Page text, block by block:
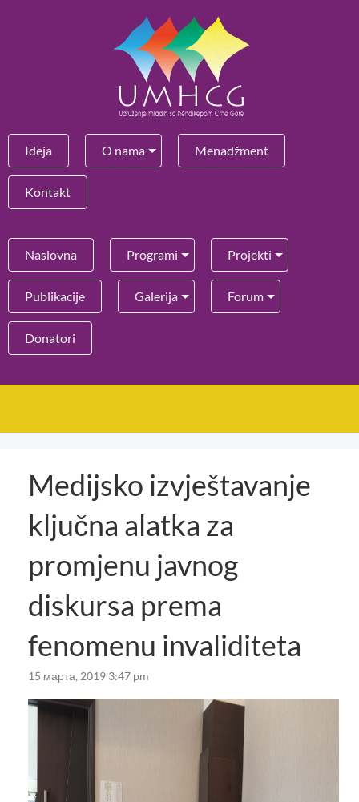
Ideja O nama Menadžment
Kontakt
Naslovna Programi Projekti
Publikacije Galerija Forum
Donatori
Medijsko izvještavanje
ključna alatka za
promjenu javnog
diskursa prema
fenomenu invaliditeta
15 марта, 2019 3:47 pm